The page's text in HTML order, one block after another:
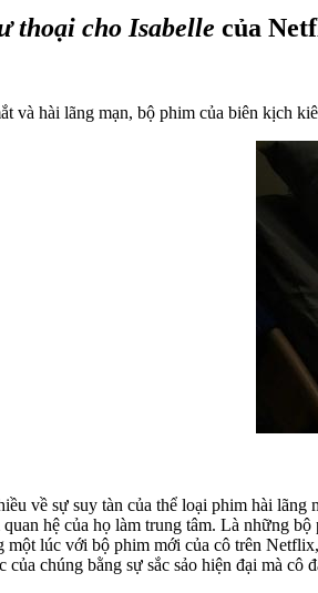
thoại cho Isabelle của
và hài lãng mạn, bộ phim của biên kịch
về sự suy tàn của thể loại phim hài
hệ của họ làm trung tâm. Là những bộ
một lúc với bộ phim mới của cô trên Netflix,
của chúng bằng sự sắc sảo hiện đại mà cô